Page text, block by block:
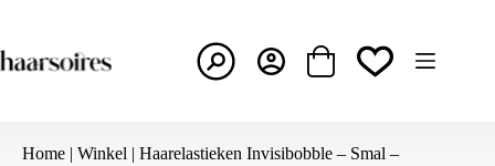
de
inhoud
Winkelwagen
Home | Winkel | Haarelastieken Invisibobble – Smal –